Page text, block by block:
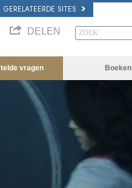
GERELATEERDE SITES
DELEN
vragen Boeken